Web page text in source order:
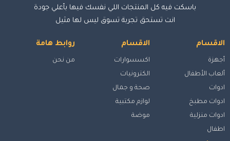
باسكت فيه كل المنتجات اللي نفسك فيها بأعلي جودة
انت تستحق تجربة تسوق ليس لها مثيل
الاقسام
أجهزة
ألعاب الأطفال
ادوات
ادوات مطبخ
ادوات منزلية
اطفال
الاقسام
اكسسوارات
الكترونيات
صحة و جمال
لوازم مكتبية
موضة
روابط هامة
من نحن